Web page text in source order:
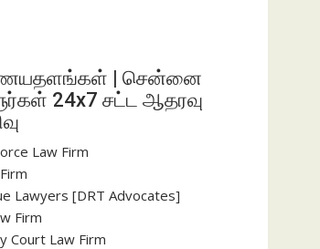
| சென்னை
24x7 சட்ட ஆதரவு
Law Firm
Lawyers [DRT Advocates]
Firm
Court Law Firm